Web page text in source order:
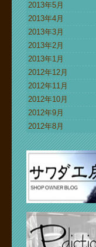
2013年5月
2013年4月
2013年3月
2013年2月
2013年1月
2012年12月
2012年11月
2012年10月
2012年9月
2012年8月